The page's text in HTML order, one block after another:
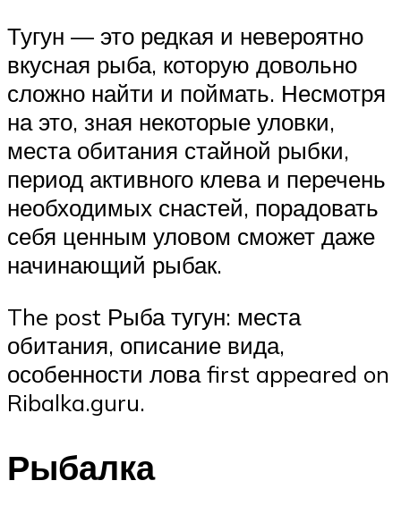
Тугун — это редкая и невероятно
вкусная рыба, которую довольно
сложно найти и поймать. Несмотря
на это, зная некоторые уловки,
места обитания стайной рыбки,
период активного клева и перечень
необходимых снастей, порадовать
себя ценным уловом сможет даже
начинающий рыбак.
The post Рыба тугун: места
обитания, описание вида,
особенности лова first appeared on
Ribalka.guru.
Рыбалка